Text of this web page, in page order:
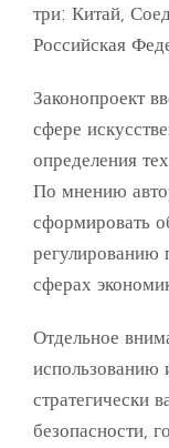
три: Китай,
Российская
Законопроект
сфере
определения
По мнению
сформировать
регулированию
сферах
Отдельное
использованию
стратегически
безопасности,